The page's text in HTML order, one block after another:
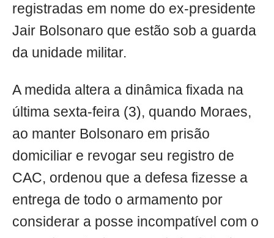
registradas em nome do ex-presidente
Jair Bolsonaro que estão sob a guarda
da unidade militar.
A medida altera a dinâmica fixada na
última sexta-feira (3), quando Moraes,
ao manter Bolsonaro em prisão
domiciliar e revogar seu registro de
CAC, ordenou que a defesa fizesse a
entrega de todo o armamento por
considerar a posse incompatível com o